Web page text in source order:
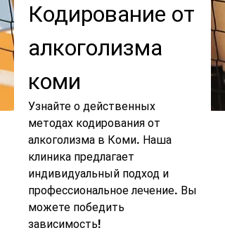
Кодирование от
алкоголизма
коми
Узнайте о действенных
методах кодирования от
алкоголизма в Коми. Наша
клиника предлагает
индивидуальный подход и
профессиональное лечение. Вы
можете победить
зависимость!